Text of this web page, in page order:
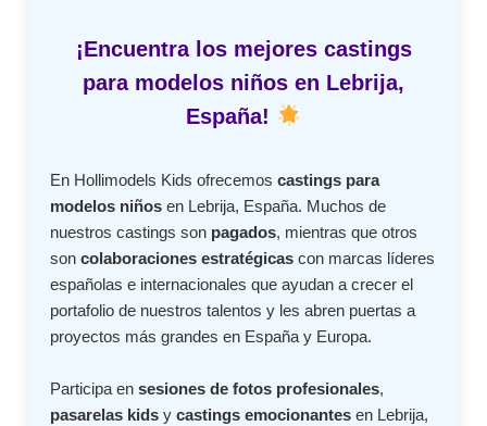
¡Encuentra los mejores castings
para modelos niños en Lebrija,
España!
En Hollimodels Kids ofrecemoscastings para
modelos niños en Lebrija, España. Muchos de
nuestros castings son pagados, mientras que otros
soncolaboraciones estratégicas con marcas líderes
españolas e internacionales que ayudan a crecer el
portafolio de nuestros talentos y les abren puertas a
proyectos más grandes en España y Europa.
Participa ensesiones de fotos profesionales,
pasarelas kids ycastings emocionantes en Lebrija,